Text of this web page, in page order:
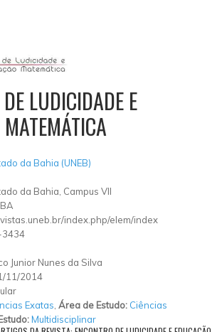
LUDICIDADE E
da Bahia (UNEB)
da Bahia, Campus VII
BA
index.php/elem/index
3434
Junior Nunes da Silva
11/2014
Exatas Área de Estudo: Ciências
Multidisciplinar